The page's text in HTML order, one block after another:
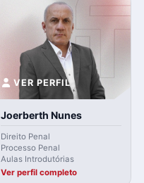
VER PERFIL
Joerberth Nunes
Direito Penal
Processo Penal
Aulas Introdutórias
Ver perfil completo